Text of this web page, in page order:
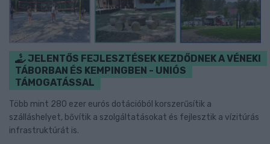
JELENTŐS FEJLESZTÉSEK KEZDŐDNEK A VÉNEKI
TÁBORBAN ÉS KEMPINGBEN - UNIÓS
TÁMOGATÁSSAL
Több mint 280 ezer eurós dotációból korszerűsítik a
szálláshelyet, bővítik a szolgáltatásokat és fejlesztik a vízitúrás
infrastruktúrát is.